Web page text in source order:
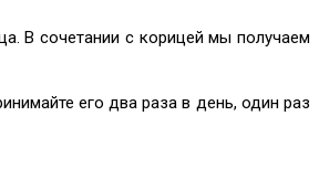
В сочетании с корицей мы получаем
его два раза в день, один раз